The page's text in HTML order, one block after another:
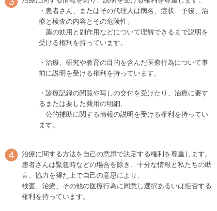
・患者さん、またはその代理人は病名、症状、予後、治
療と検査の内容とその危険性、
薬の効用と副作用などについて理解できるまで説明を
受ける権利を持っています。
・治療、研究や教育の目的を含んだ医療行為について事
前に説明を受ける権利を持っています。
・診療記録の閲覧や写しの交付を受けたり、治療に要す
るまたは要した費用の明細、
公的補助に関する情報の説明を受ける権利を持ってい
ます。
治療に関する方法を自己の意思で決定する権利を尊重します。
患者さんは緊急時などの場合を除き、十分な情報と私たちの助
言、協力を得た上で自己の意思により、
検査、治療、その他の医療行為に同意し選択あるいは拒否する
権利を持っています。